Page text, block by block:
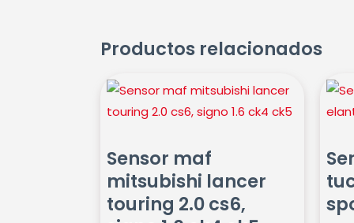
Productos relacionados
Sensor maf
mitsubishi lancer
touring 2.0 cs6,
Sensor
maf
touring
2.0
cs6,
leva
kia